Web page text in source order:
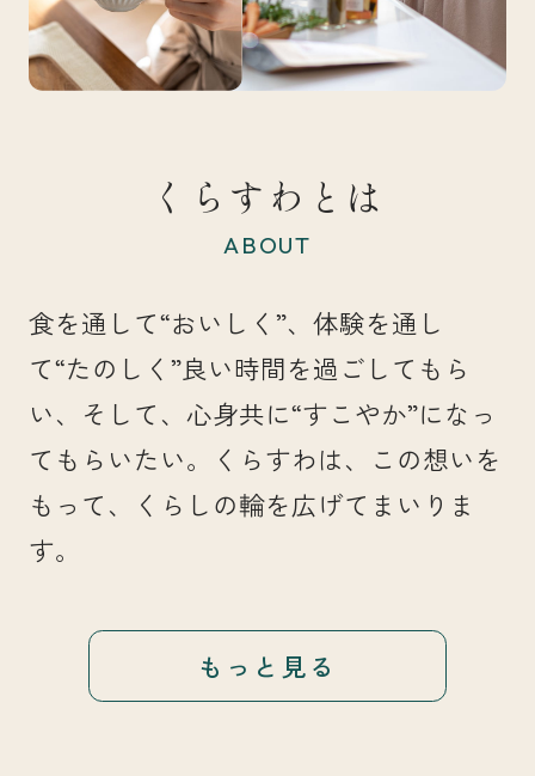
くらすわとは
ABOUT
食を通して“おいしく”、体験を通し
て“たのしく”良い時間を過ごしてもら
い、そして、心身共に“すこやか”になっ
てもらいたい。くらすわは、この想いを
もって、くらしの輪を広げてまいりま
す。
もっと見る